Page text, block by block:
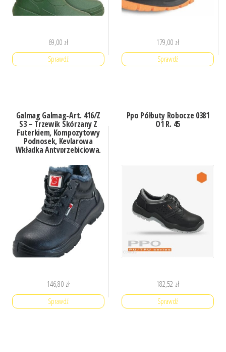
69,00 zł
Sprawdź
179,00 zł
Sprawdź
Galmag Galmag-Art. 416/Z
S3 – Trzewik Skórzany Z
Futerkiem, Kompozytowy
Podnosek, Kevlarowa
Wkładka Antyprzebiciowa,
146,80 zł
Sprawdź
Ppo Półbuty Robocze 0381
O1 R. 45
182,52 zł
Sprawdź